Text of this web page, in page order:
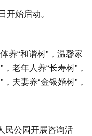
开始启动。
养“和谐树”，温馨家
老年人养“长寿树”，
夫妻养“金银婚树”，
民公园开展咨询活